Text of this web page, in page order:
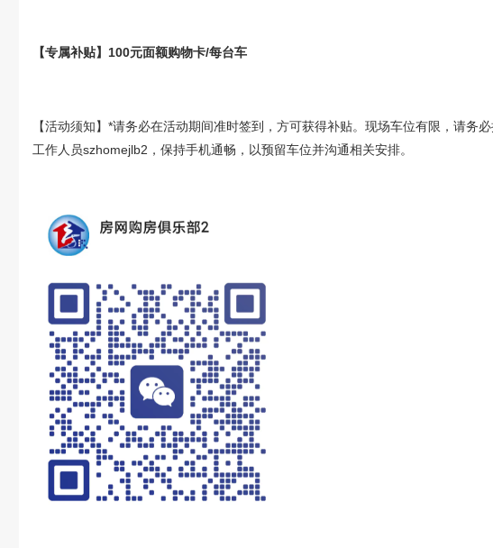
【专属补贴】100元面额购物卡/每台车
【活动须知】*请务必在活动期间准时签到，方可获得补贴。现场车位有限，请务
工作人员szhomejlb2，保持手机通畅，以预留车位并沟通相关安排。